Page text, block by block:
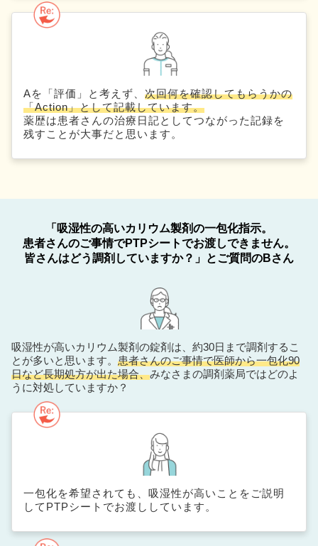
Aを「評価」と考えず、 次回何を確認してもらうかの
「Action」として記載しています。
薬歴は患者さんの治療日記としてつながった記録を
残すことが大事だと思います。
「吸湿性の高いカリウム製剤の一包化指示。
患者さんのご事情でPTPシートでお渡しできません。
皆さんはどう調剤していますか？」とご質問のBさん
吸湿性が高いカリウム製剤の錠剤は、約30日まで調剤するこ
とが多いと思います。 患者さんのご事情で医師から一包化90
日など長期処方が出た場合、みなさまの調剤薬局ではどのよ
うに対処していますか？
一包化を希望されても、吸湿性が高いことをご説明
してPTPシートでお渡ししています。